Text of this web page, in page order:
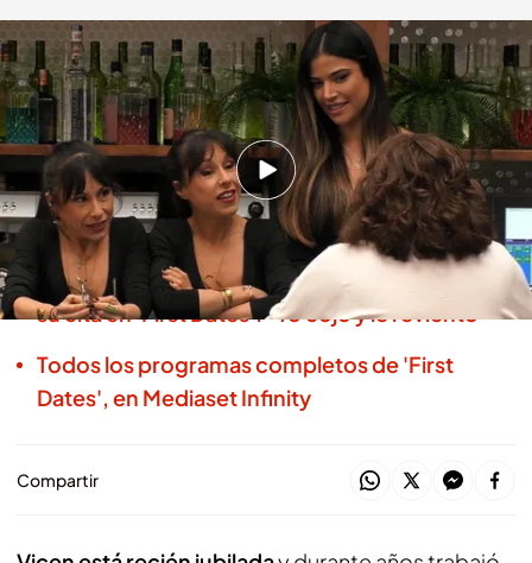
Vicen lee las energías de las camareras 'First Dates'
First Dates
08 ABR 2026 - 23:45h.
Vicen recomienda hacer una limpieza
energética en el restaurante
El enfado de una soltera por las preguntas de
su cita en 'First Dates': "Yo cojo y le reviento"
Todos los programas completos de 'First
Dates', en Mediaset Infinity
Compartir